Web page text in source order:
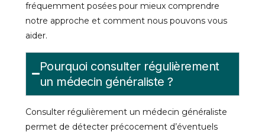
fréquemment posées pour mieux comprendre
notre approche et comment nous pouvons vous
aider.
Pourquoi consulter régulièrement
un médecin généraliste ?
Consulter régulièrement un médecin généraliste
permet de détecter précocement d’éventuels